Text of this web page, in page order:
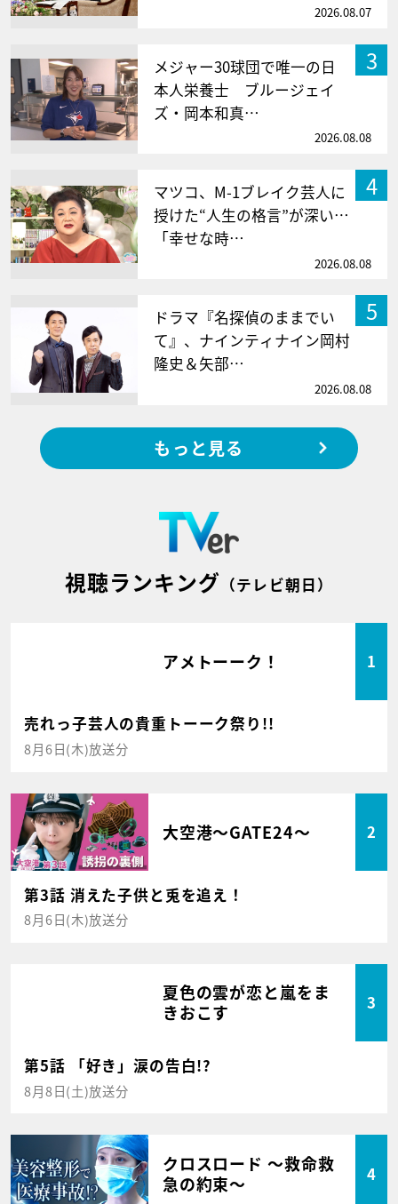
2026.08.07
3
メジャー30球団で唯一の日
本人栄養士 ブルージェイ
ズ・岡本和真…
2026.08.08
4
マツコ、M-1ブレイク芸人に
授けた“人生の格言”が深い…
「幸せな時…
2026.08.08
5
ドラマ『名探偵のままでい
て』、ナインティナイン岡村
隆史＆矢部…
2026.08.08
もっと見る
視聴ランキング （テレビ朝日）
アメトーーク！ 1
売れっ子芸人の貴重トーーク祭り!!
8月6日(木)放送分
大空港～GATE24～ 2
第3話 消えた子供と兎を追え！
8月6日(木)放送分
夏色の雲が恋と嵐をま
きおこす
3
第5話 「好き」涙の告白!?
8月8日(土)放送分
クロスロード ～救命救
急の約束～
4